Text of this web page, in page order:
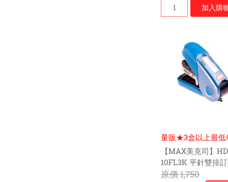
加入購
量販★3盒以上最低
$285元
【MAX美克司】
10FL3K 平針雙排
(藍)-5台/盒
原價1,750